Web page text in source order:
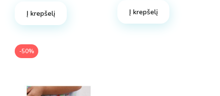
Į krepšelį
15.50 €.
7.75 €.
Į krepšelį
-50%